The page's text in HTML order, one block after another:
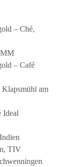
– Ché,
– Café
Klapsmühl am
Ideal
TIV